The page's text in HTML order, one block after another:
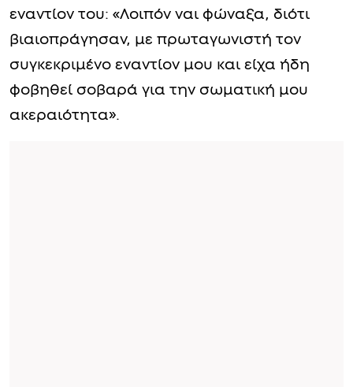
εναντίον του: «Λοιπόν ναι φώναξα, διότι
βιαιοπράγησαν, με πρωταγωνιστή τον
συγκεκριμένο εναντίον μου και είχα ήδη
φοβηθεί σοβαρά για την σωματική μου
ακεραιότητα».